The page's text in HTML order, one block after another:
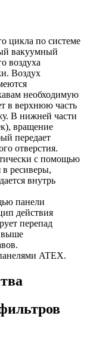
цикла по системе
вакуумный
воздуха
Воздух
необходимую
в верхнюю часть
В нижней части
вращение
передает
отверстия.
с помощью
в ресиверы,
внутрь
панели
действия
перепад
выше
ATEX.